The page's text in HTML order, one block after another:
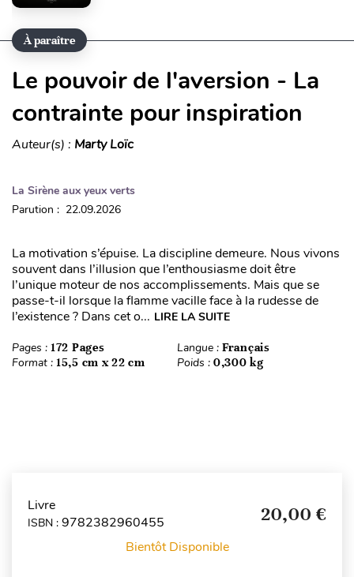
À paraître
Le pouvoir de l'aversion - La
contrainte pour inspiration
Auteur(s) : Marty Loïc
La Sirène aux yeux verts
Parution : 22.09.2026
La motivation s’épuise. La discipline demeure. Nous vivons
souvent dans l’illusion que l’enthousiasme doit être
l’unique moteur de nos accomplissements. Mais que se
passe-t-il lorsque la flamme vacille face à la rudesse de
l’existence ? Dans cet o... LIRE LA SUITE
Pages : 172 Pages Langue : Français
Format : 15,5 cm x 22 cm Poids : 0,300 kg
Livre
ISBN : 9782382960455 20,00 €
Bientôt Disponible